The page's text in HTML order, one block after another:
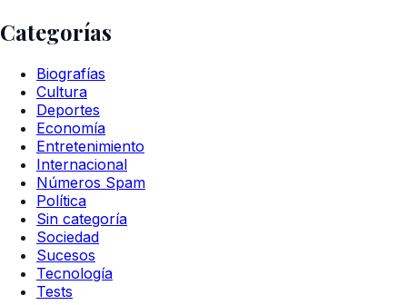
Categorías
Biografías
Cultura
Deportes
Economía
Entretenimiento
Internacional
Números Spam
Política
Sin categoría
Sociedad
Sucesos
Tecnología
Tests